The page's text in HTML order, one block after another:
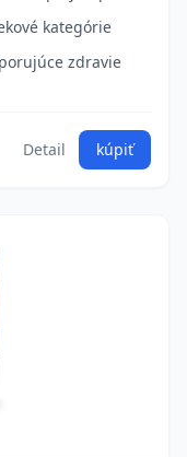
kategórie
zdravie
Detail kúpiť